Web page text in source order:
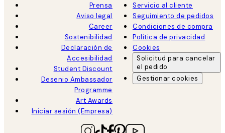
Prensa
Aviso legal
Career
Sostenibilidad
Declaración de
Accesibilidad
Student Discount
Desenio Ambassador
Programme
Art Awards
Iniciar sesión (Empresa)
Servicio al cliente
Seguimiento de pedidos
Condiciones de compra
Política de privacidad
Cookies
Solicitud para cancelar
el pedido
Gestionar cookies